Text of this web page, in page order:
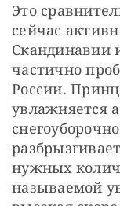
Это
сейчас
Скандинавии
частично
России.
увлажняется
нужных
называемой